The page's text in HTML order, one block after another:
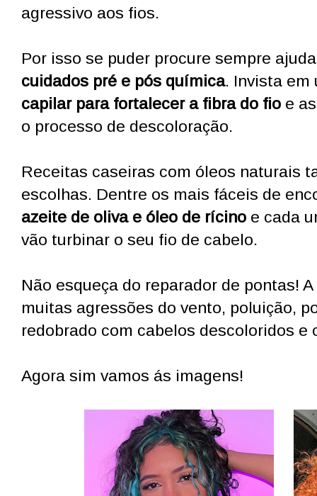
agressivo aos fios.
Por isso se puder procure sempre
cuidados pré e pós química. Invista
capilar para fortalecer a fibra do fio e
o processo de descoloração.
Receitas caseiras com óleos naturais
escolhas. Dentre os mais fáceis de
azeite de oliva e óleo de rícino e cada
vão turbinar o seu fio de cabelo.
Não esqueça do reparador de pontas!
muitas agressões do vento, poluição,
redobrado com cabelos descoloridos e
Agora sim vamos ás imagens!